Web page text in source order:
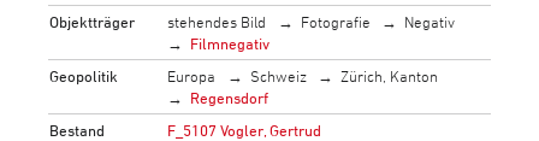
Objektträger
stehendes Bild Fotografie
Negativ
Filmnegativ
Geopolitik
Europa Schweiz
Zürich, Kanton
Regensdorf
Bestand
F_5107 Vogler, Gertrud